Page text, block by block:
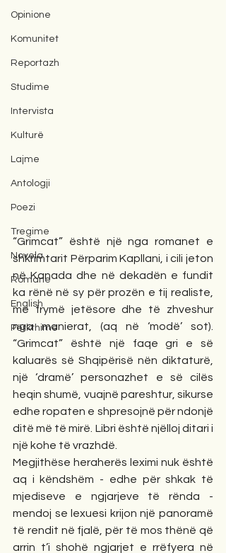
Opinione
Komunitet
Reportazh
Studime
Intervista
Kulturë
Lajme
Antologji
Poezi
Tregime
Novela
Romane
English
Përkthime
“Grimcat” është një nga romanet e
shkrimtarit Përparim Kapllani, i cili jeton
në Kanada dhe në dekadën e fundit
ka rënë në sy për prozën e tij realiste,
me frymë jetësore dhe të zhveshur
nga manierat, (aq në ‘modë’ sot).
“Grimcat” është një faqe gri e së
kaluarës së Shqipërisë nën diktaturë,
një ‘dramë’ personazhet e së cilës
heqin shumë, vuajnë pareshtur, sikurse
edhe ropaten e shpresojnë për ndonjë
ditë më të mirë. Libri është njëlloj ditari i
një kohe të vrazhdë.
Megjithëse heraherës leximi nuk është
aq i këndshëm - edhe për shkak të
mjediseve e ngjarjeve të rënda -
mendoj se lexuesi krijon një panoramë
të rendit në fjalë, për të mos thënë që
arrin t’i shohë ngjarjet e rrëfyera në